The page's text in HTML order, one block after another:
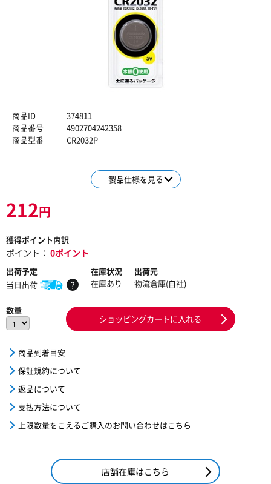
商品ID
374811
商品番号
4902704242358
商品型番
CR2032P
製品仕様を見る
212円
獲得ポイント内訳
ポイント： 0ポイント
出荷予定
当日出荷
?
在庫状況
在庫あり
出荷元
物流倉庫(自社)
数量
ショッピングカートに入れる
商品到着目安
保証規約について
返品について
支払方法について
上限数量をこえるご購入のお問い合わせはこちら
店舗在庫はこちら